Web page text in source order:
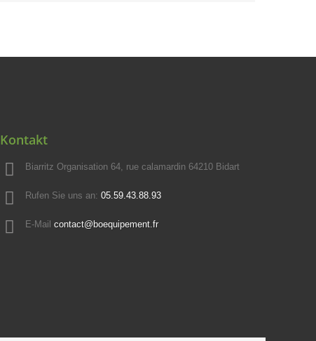
Kontakt
Biarritz Organisation 64, rue calamardin 64210 Bidart
Rufen Sie uns an: 05.59.43.88.93
E-Mail contact@boequipement.fr